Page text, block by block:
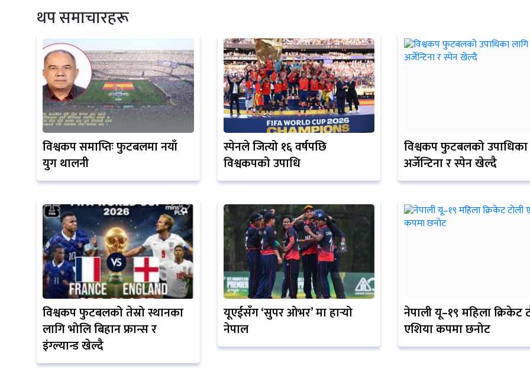
थप समाचारहरू
विश्वकप समाप्तिः फुटबलमा नयाँ
युग थालनी
स्पेनले जित्यो १६ वर्षपछि
विश्वकपको उपाधि
विश्वकप फुटबलको उपाधिका
अर्जेन्टिना र स्पेन खेल्दै
विश्वकप फुटबलको तेस्रो स्थानका
लागि भोलि बिहान फ्रान्स र
इंग्ल्यान्ड खेल्दै
यूएईसँग ‘सुपर ओभर’ मा हार्‍यो
नेपाल
नेपाली यू–१९ महिला क्रिकेट
एशिया कपमा छनोट